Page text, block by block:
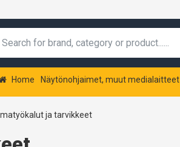
Home Näytönohjaimet, muut medialaitteet
ja tarvikkeet